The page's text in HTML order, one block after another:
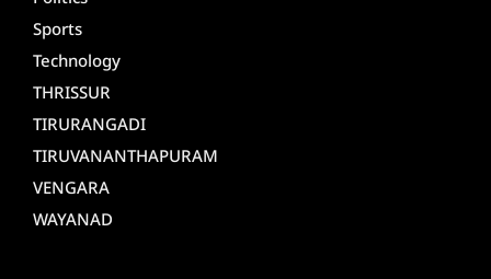
Sports
Technology
THRISSUR
TIRURANGADI
TIRUVANANTHAPURAM
VENGARA
WAYANAD